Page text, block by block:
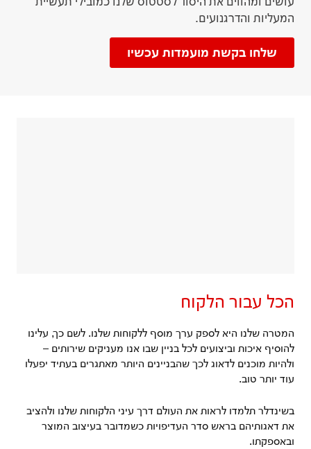
המעליות והדרגנועים.
שלחו בקשת מועמדות עכשיו
הכל עבור הלקוח
המטרה שלנו היא לספק ערך מוסף ללקוחות שלנו. לשם כך, עלינו
להוסיף איכות וביצועים לכל בניין שבו אנו מעניקים שירותים –
ולהיות מוכנים לדאוג לכך שהבניינים היותר מאתגרים בעתיד יפעלו
עוד יותר טוב.
בשינדלר תלמדו לראות את העולם דרך עיני הלקוחות שלנו ולהציב
את דאגותיהם בראש סדר העדיפויות כשמדובר בעיצוב המוצר
ובאספקתו.